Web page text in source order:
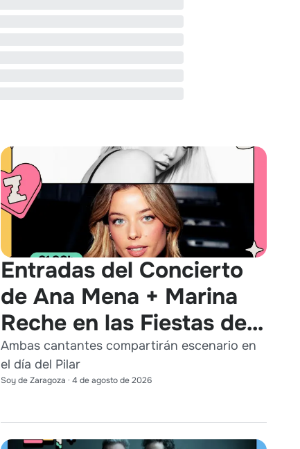
Entradas del Concierto
de Ana Mena + Marina
Reche en las Fiestas del
Pilar 2026
Ambas cantantes compartirán escenario en
el día del Pilar
Soy de Zaragoza · 4 de agosto de 2026